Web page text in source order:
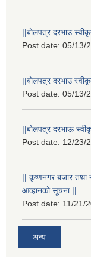
||बोलपत्र दरभाउ
Post date: 05/13/
||बोलपत्र दरभाउ
Post date: 05/13/
||बोलपत्र दरभाऊ
Post date: 12/23/
|| कृष्णनगर बजार तथा
आव्हानको सूचना ||
Post date: 11/21/
अन्य